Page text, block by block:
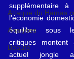
Attaque du Hamas
Analyses
Beauté
supplémentaire
l'économie
équilibre sous
critiques
actuel jongle